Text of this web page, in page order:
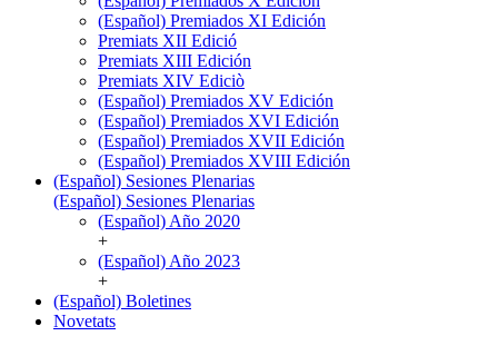
(Español) Premiados XI Edición
Premiats XII Edició
Premiats XIII Edición
Premiats XIV Ediciò
(Español) Premiados XV Edición
(Español) Premiados XVI Edición
(Español) Premiados XVII Edición
(Español) Premiados XVIII Edición
(Español) Sesiones Plenarias
(Español) Sesiones Plenarias
(Español) Año 2020
+
(Español) Año 2023
+
(Español) Boletines
Novetats